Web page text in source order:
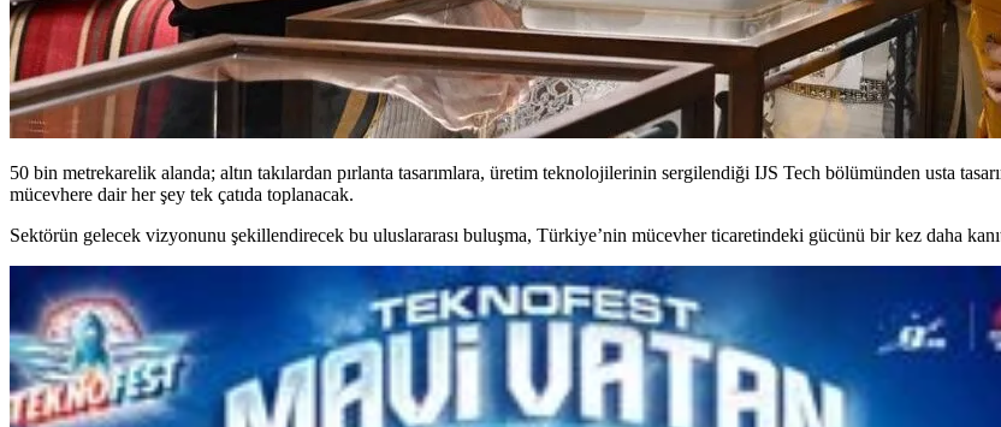
50 bin metrekarelik alanda; altın takılardan pırlanta tasarımlara, üretim teknolojilerinin sergilendiği IJS Tech bölümünden usta
mücevhere dair her şey tek çatıda toplanacak.
Sektörün gelecek vizyonunu şekillendirecek bu uluslararası buluşma, Türkiye’nin mücevher ticaretindeki gücünü bir kez daha